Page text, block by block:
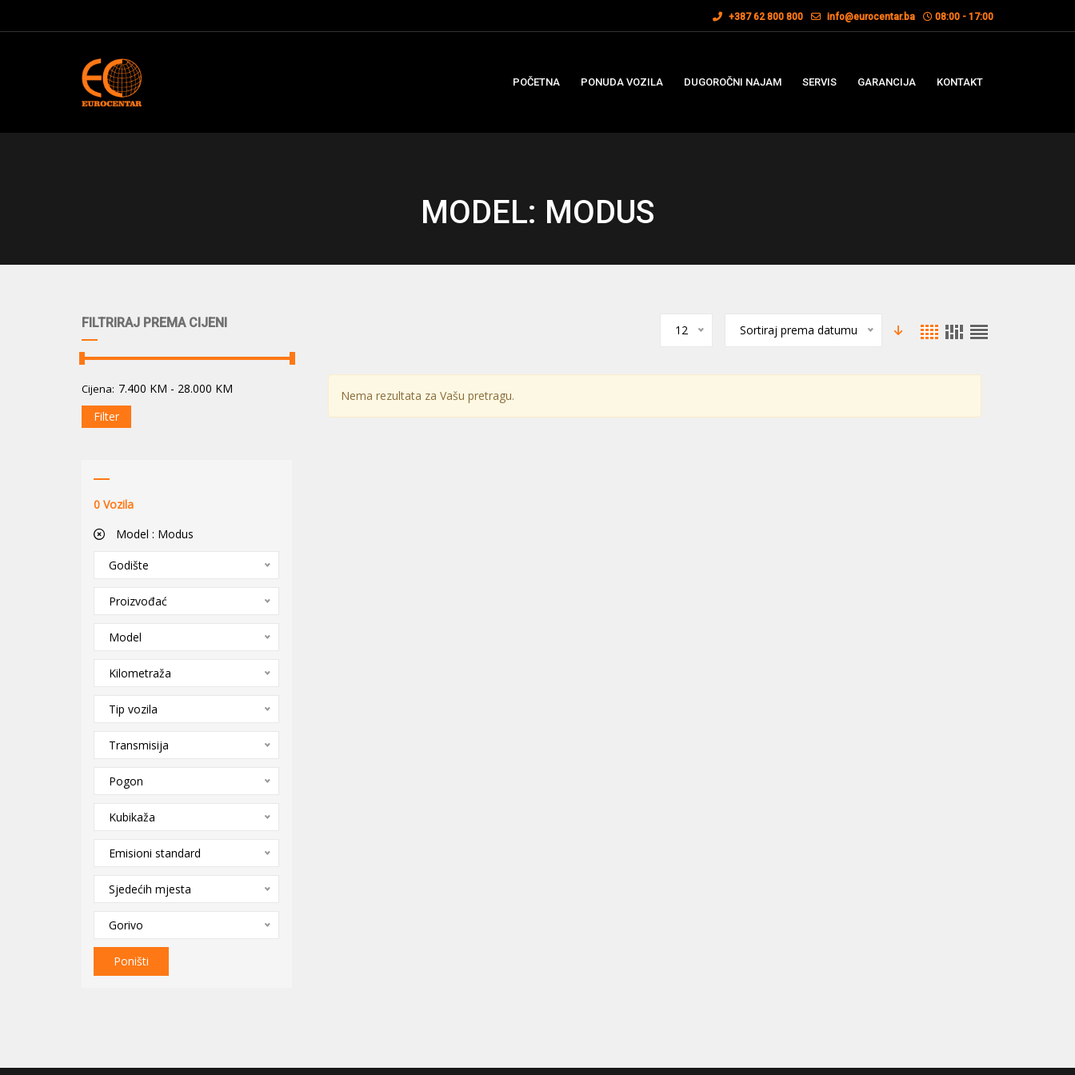
+387 62 800 800 info@eurocentar.ba 08:00 - 17:00
POČETNA PONUDA VOZILA DUGOROČNI NAJAM SERVIS GARANCIJA KONTAKT
MODEL: MODUS
FILTRIRAJ PREMA CIJENI
Cijena: 7.400 KM - 28.000 KM
Filter
0 Vozila
Model : Modus
Godište
Proizvođać
Model
Kilometraža
Tip vozila
Transmisija
Pogon
Kubikaža
Emisioni standard
Sjedećih mjesta
Gorivo
Poništi
12 Sortiraj prema datumu
Nema rezultata za Vašu pretragu.